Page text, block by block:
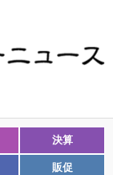
決算
販促